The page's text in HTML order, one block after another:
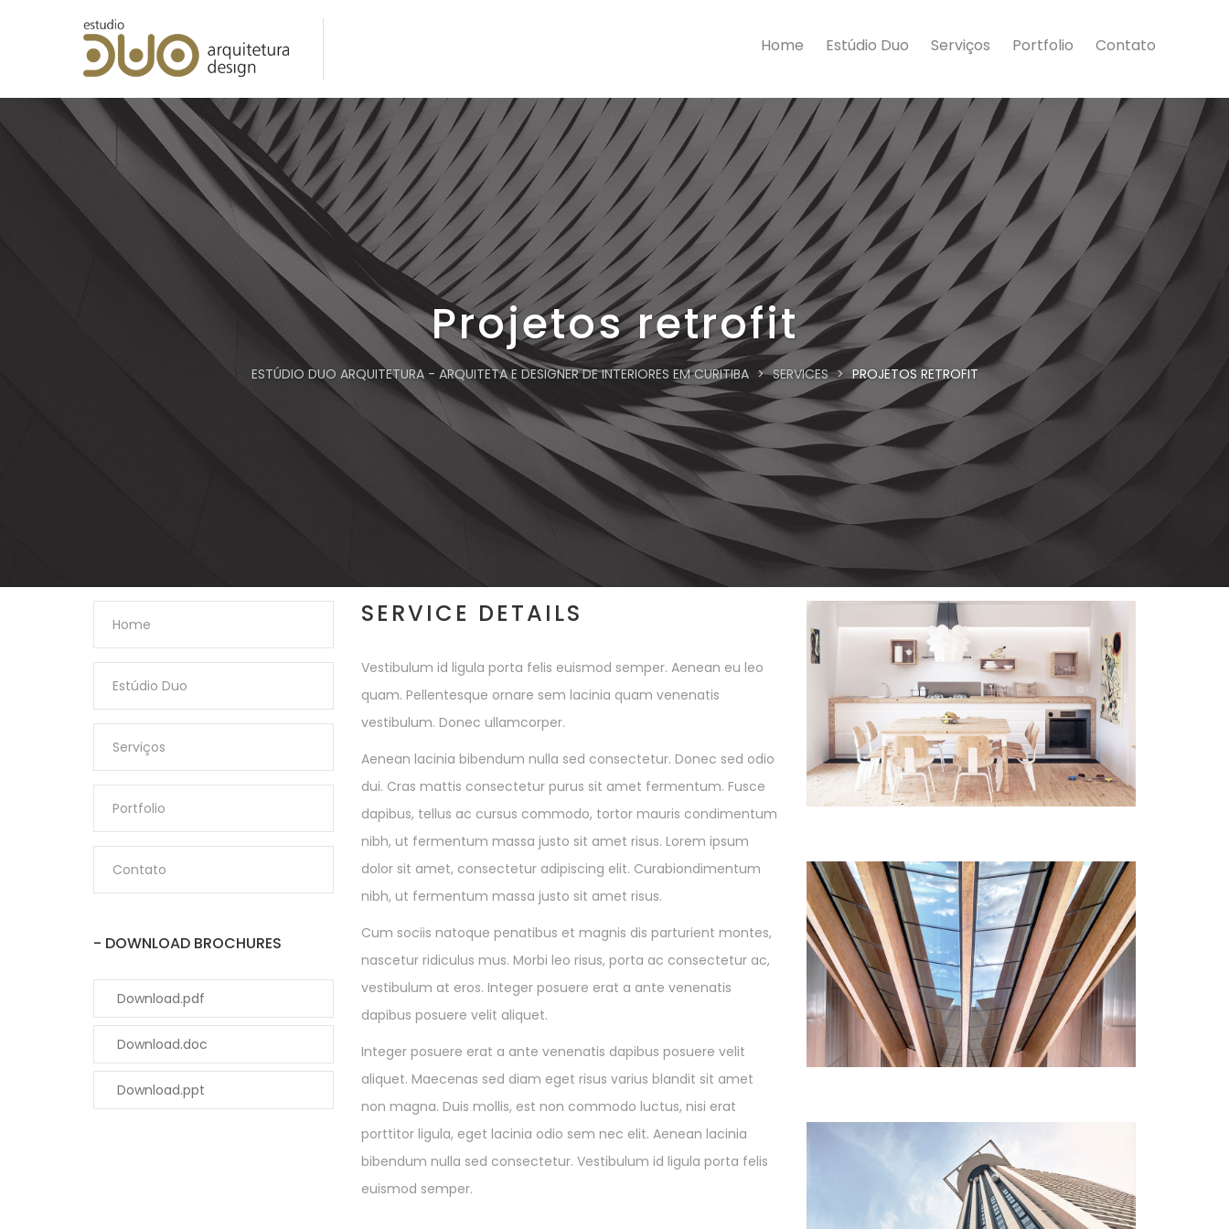
Home Estúdio Duo Serviços Portfolio Contato
Projetos retrofit
ESTÚDIO DUO ARQUITETURA - ARQUITETA E DESIGNER DE INTERIORES EM CURITIBA > SERVICES > PROJETOS RETROFIT
Home
Estúdio Duo
Serviços
Portfolio
Contato
- DOWNLOAD BROCHURES
Download.pdf
Download.doc
Download.ppt
SERVICE DETAILS
Vestibulum id ligula porta felis euismod semper. Aenean eu leo
quam. Pellentesque ornare sem lacinia quam venenatis
vestibulum. Donec ullamcorper.
Aenean lacinia bibendum nulla sed consectetur. Donec sed odio
dui. Cras mattis consectetur purus sit amet fermentum. Fusce
dapibus, tellus ac cursus commodo, tortor mauris condimentum
nibh, ut fermentum massa justo sit amet risus. Lorem ipsum
dolor sit amet, consectetur adipiscing elit. Curabiondimentum
nibh, ut fermentum massa justo sit amet risus.
Cum sociis natoque penatibus et magnis dis parturient montes,
nascetur ridiculus mus. Morbi leo risus, porta ac consectetur ac,
vestibulum at eros. Integer posuere erat a ante venenatis
dapibus posuere velit aliquet.
Integer posuere erat a ante venenatis dapibus posuere velit
aliquet. Maecenas sed diam eget risus varius blandit sit amet
non magna. Duis mollis, est non commodo luctus, nisi erat
porttitor ligula, eget lacinia odio sem nec elit. Aenean lacinia
bibendum nulla sed consectetur. Vestibulum id ligula porta felis
euismod semper.